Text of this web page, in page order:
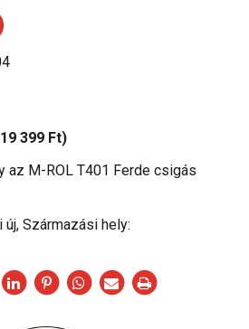
399 Ft)
az M-ROL T401 Ferde csigás
Származási hely: